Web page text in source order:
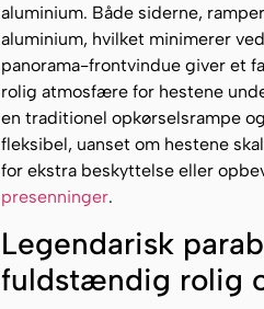
aluminium. Både siderne,
aluminium, hvilket minimerer
panorama-frontvindue giver et
rolig atmosfære for hestene
en traditionel opkørselsrampe
fleksibel, uanset om hestene
for ekstra beskyttelse eller
presenninger.
Legendarisk
fuldstændig rolig